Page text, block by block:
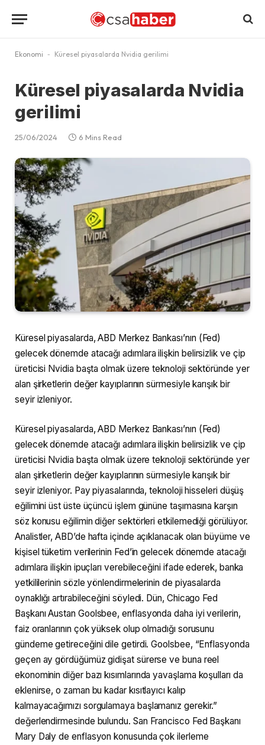
Ekonomi - Küresel piyasalarda Nvidia gerilimi
Küresel piyasalarda Nvidia
gerilimi
25/06/2024 6 Mins Read
Küresel piyasalarda, ABD Merkez Bankası’nın (Fed)
gelecek dönemde atacağı adımlara ilişkin belirsizlik ve çip
üreticisi Nvidia başta olmak üzere teknoloji sektöründe yer
alan şirketlerin değer kayıplarının sürmesiyle karışık bir
seyir izleniyor.
Küresel piyasalarda, ABD Merkez Bankası’nın (Fed)
gelecek dönemde atacağı adımlara ilişkin belirsizlik ve çip
üreticisi Nvidia başta olmak üzere teknoloji sektöründe yer
alan şirketlerin değer kayıplarının sürmesiyle karışık bir
seyir izleniyor. Pay piyasalarında, teknoloji hisseleri düşüş
eğilimini üst üste üçüncü işlem gününe taşımasına karşın
söz konusu eğilimin diğer sektörleri etkilemediği görülüyor.
Analistler, ABD’de hafta içinde açıklanacak olan büyüme ve
kişisel tüketim verilerinin Fed’in gelecek dönemde atacağı
adımlara ilişkin ipuçları verebileceğini ifade ederek, banka
yetkililerinin sözle yönlendirmelerinin de piyasalarda
oynaklığı artırabileceğini söyledi. Dün, Chicago Fed
Başkanı Austan Goolsbee, enflasyonda daha iyi verilerin,
faiz oranlarının çok yüksek olup olmadığı sorusunu
gündeme getireceğini dile getirdi. Goolsbee, “Enflasyonda
geçen ay gördüğümüz gidişat sürerse ve buna reel
ekonominin diğer bazı kısımlarında yavaşlama koşulları da
eklenirse, o zaman bu kadar kısıtlayıcı kalıp
kalmayacağımızı sorgulamaya başlamanız gerekir.”
değerlendirmesinde bulundu. San Francisco Fed Başkanı
Mary Daly de enflasyon konusunda çok ilerleme